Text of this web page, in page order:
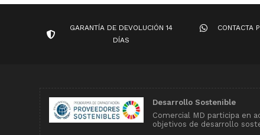
GARANTÍA DE DEVOLUCIÓN 14
DÍAS
CONTACTA
Desarrollo Sostenible
Comercial MD participa en
objetivos de desarrollo